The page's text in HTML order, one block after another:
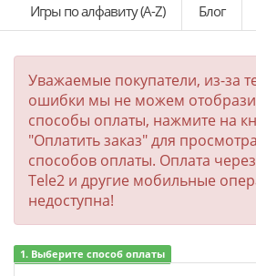
Игры по алфавиту (A-Z)
Блог
Уважаемые покупатели, из-за
ошибки мы не можем
способы оплаты, нажмите на
"Оплатить заказ" для
способов оплаты. Оплата
Tele2 и другие мобильные
недоступна!
1. Выберите способ оплаты